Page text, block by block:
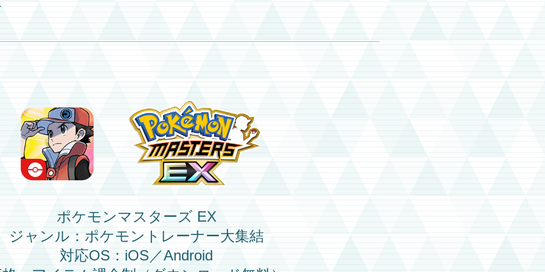
ポケモンマスターズ EX
ジャンル：ポケモントレーナー大集結
対応OS：iOS／Android